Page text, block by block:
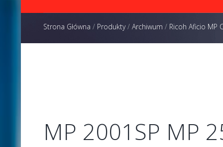
Strona Główna / Produkty/ Archiwum / Ricoh Aficio MP
MP 2001SP MP